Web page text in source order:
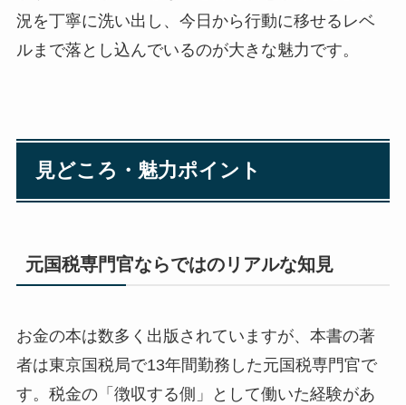
況を丁寧に洗い出し、今日から行動に移せるレベ
ルまで落とし込んでいるのが大きな魅力です。
見どころ・魅力ポイント
元国税専門官ならではのリアルな知見
お金の本は数多く出版されていますが、本書の著
者は東京国税局で13年間勤務した元国税専門官で
す。税金の「徴収する側」として働いた経験があ